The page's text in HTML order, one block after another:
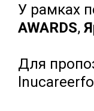
У рамках
AWARDS,
Для